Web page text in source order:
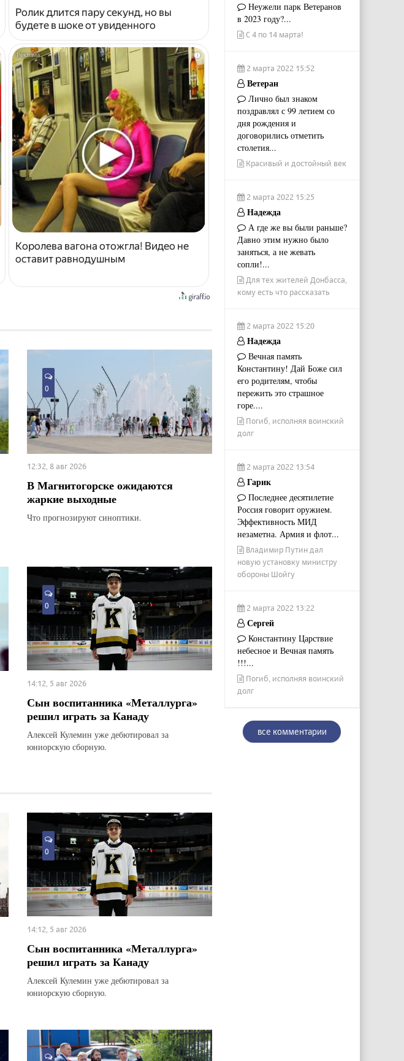
Ролик длится пару секунд, но вы
будете в шоке от увиденного
i
Королева вагона отожгла! Видео не
оставит равнодушным
0
12:32, 8 авг 2026
В Магнитогорске ожидаются
жаркие выходные
Что прогнозируют синоптики.
0
14:12, 5 авг 2026
Сын воспитанника «Металлурга»
решил играть за Канаду
Алексей Кулемин уже дебютировал за
юниорскую сборную.
0
14:12, 5 авг 2026
Сын воспитанника «Металлурга»
решил играть за Канаду
Алексей Кулемин уже дебютировал за
юниорскую сборную.
Неужели парк Ветеранов
в 2023 году?...
С 4 по 14 марта!
2 марта 2022 15:52
Ветеран
Лично был знаком
поздравлял с 99 летием со
дня рождения и
договорились отметить
столетия...
Красивый и достойный век
2 марта 2022 15:25
Надежда
А где же вы были раньше?
Давно этим нужно было
заняться, а не жевать
сопли!...
Для тех жителей Донбасса,
кому есть что рассказать
2 марта 2022 15:20
Надежда
Вечная память
Константину! Дай Боже сил
его родителям, чтобы
пережить это страшное
горе....
Погиб, исполняя воинский
долг
2 марта 2022 13:54
Гарик
Последнее десятилетие
Россия говорит оружием.
Эффективность МИД
незаметна. Армия и флот...
Владимир Путин дал
новую установку министру
обороны Шойгу
2 марта 2022 13:22
Сергей
Константину Царствие
небесное и Вечная память
!!!...
Погиб, исполняя воинский
долг
все комментарии